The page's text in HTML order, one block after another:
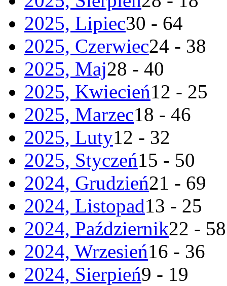
2025, Lipiec30 - 64
2025, Czerwiec24 - 38
2025, Maj28 - 40
2025, Kwiecień12 - 25
2025, Marzec18 - 46
2025, Luty12 - 32
2025, Styczeń15 - 50
2024, Grudzień21 - 69
2024, Listopad13 - 25
2024, Październik22 - 58
2024, Wrzesień16 - 36
2024, Sierpień9 - 19